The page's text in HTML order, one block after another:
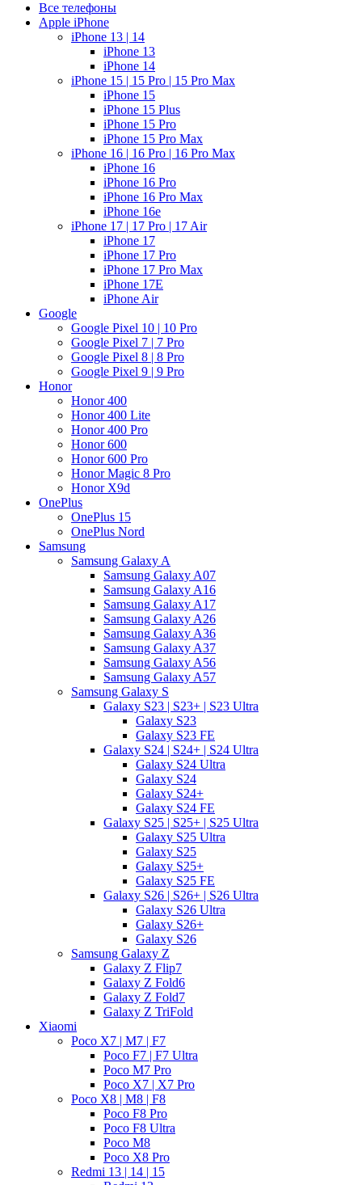
Все телефоны
Apple iPhone
iPhone 13 | 14
iPhone 13
iPhone 14
iPhone 15 | 15 Pro | 15 Pro Max
iPhone 15
iPhone 15 Plus
iPhone 15 Pro
iPhone 15 Pro Max
iPhone 16 | 16 Pro | 16 Pro Max
iPhone 16
iPhone 16 Pro
iPhone 16 Pro Max
iPhone 16e
iPhone 17 | 17 Pro | 17 Air
iPhone 17
iPhone 17 Pro
iPhone 17 Pro Max
iPhone 17E
iPhone Air
Google
Google Pixel 10 | 10 Pro
Google Pixel 7 | 7 Pro
Google Pixel 8 | 8 Pro
Google Pixel 9 | 9 Pro
Honor
Honor 400
Honor 400 Lite
Honor 400 Pro
Honor 600
Honor 600 Pro
Honor Magic 8 Pro
Honor X9d
OnePlus
OnePlus 15
OnePlus Nord
Samsung
Samsung Galaxy A
Samsung Galaxy A07
Samsung Galaxy A16
Samsung Galaxy A17
Samsung Galaxy A26
Samsung Galaxy A36
Samsung Galaxy A37
Samsung Galaxy A56
Samsung Galaxy A57
Samsung Galaxy S
Galaxy S23 | S23+ | S23 Ultra
Galaxy S23
Galaxy S23 FE
Galaxy S24 | S24+ | S24 Ultra
Galaxy S24 Ultra
Galaxy S24
Galaxy S24+
Galaxy S24 FE
Galaxy S25 | S25+ | S25 Ultra
Galaxy S25 Ultra
Galaxy S25
Galaxy S25+
Galaxy S25 FE
Galaxy S26 | S26+ | S26 Ultra
Galaxy S26 Ultra
Galaxy S26+
Galaxy S26
Samsung Galaxy Z
Galaxy Z Flip7
Galaxy Z Fold6
Galaxy Z Fold7
Galaxy Z TriFold
Xiaomi
Poco X7 | M7 | F7
Poco F7 | F7 Ultra
Poco M7 Pro
Poco X7 | X7 Pro
Poco X8 | M8 | F8
Poco F8 Pro
Poco F8 Ultra
Poco M8
Poco X8 Pro
Redmi 13 | 14 | 15